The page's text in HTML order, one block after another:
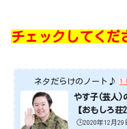
チェックしてくだ
ネタだらけのノート♪ 1
やす子(芸人)
【おもしろ荘
🕒️2020年12月29